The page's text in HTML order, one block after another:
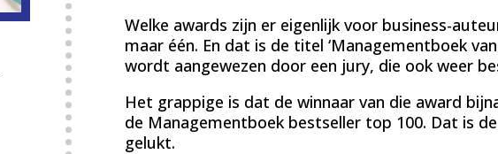
Welke awards zijn er eigenlijk voor business-
maar één. En dat is de titel ‘Managementboek
wordt aangewezen door een jury, die ook weer
Het grappige is dat de winnaar van die award
de Managementboek bestseller top 100. Dat is
gelukt.